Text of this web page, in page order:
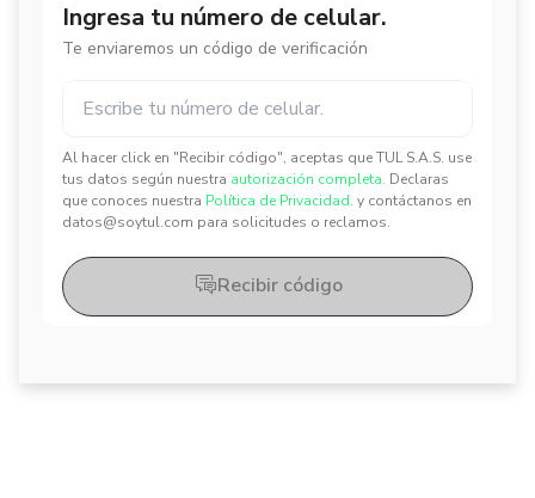
Ingresa tu número de celular.
Te enviaremos un código de verificación
Al hacer click en "Recibir código", aceptas que TUL S.A.S. use
tus datos según nuestra autorización completa. Declaras
que conoces nuestra Política de Privacidad. y contáctanos en
datos@soytul.com para solicitudes o reclamos.
✕
✕
Recibir código